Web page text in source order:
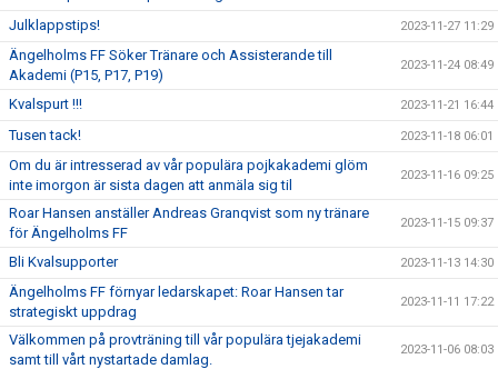
Julklappstips! 2023-11-27 11:29
Ängelholms FF Söker Tränare och Assisterande till
Akademi (P15, P17, P19)
2023-11-24 08:49
Kvalspurt !!! 2023-11-21 16:44
Tusen tack! 2023-11-18 06:01
Om du är intresserad av vår populära pojkakademi glöm
inte imorgon är sista dagen att anmäla sig til
2023-11-16 09:25
Roar Hansen anställer Andreas Granqvist som ny tränare
för Ängelholms FF
2023-11-15 09:37
Bli Kvalsupporter 2023-11-13 14:30
Ängelholms FF förnyar ledarskapet: Roar Hansen tar
strategiskt uppdrag
2023-11-11 17:22
Välkommen på provträning till vår populära tjejakademi
samt till vårt nystartade damlag.
2023-11-06 08:03